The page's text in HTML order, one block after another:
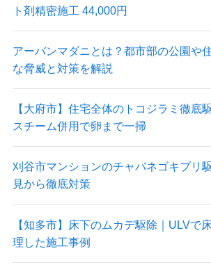
ト剤精密施工 44,000円
アーバンマダニとは？都市部の公園や
な脅威と対策を解説
【大府市】住宅全体のトコジラミ徹底
スチーム併用で卵まで一掃
刈谷市マンションのチャバネゴキブリ
見から徹底対策
【知多市】床下のムカデ駆除｜ULVで
理した施工事例